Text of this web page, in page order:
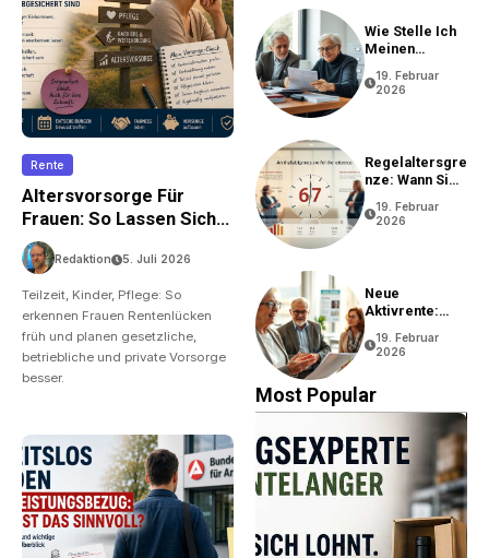
Rente
Altersvorsorge Für
Frauen: So Lassen Sich
Rentenlücken Durch
Teilzeit, Kinder Und
Pflege Vermeiden
Redaktion 5. Juli 2026
Teilzeit, Kinder, Pflege: So
erkennen Frauen Rentenlücken
früh und planen gesetzliche,
betriebliche und private Vorsorge
besser.
Wie Stelle Ich
Meinen
19. Februar
2026
Regelaltersgre
Nze: Wann Sie
Können
19. Februar
2026
Neue
Aktivrente:
Bedingungen
19. Februar
2026
Most Popular